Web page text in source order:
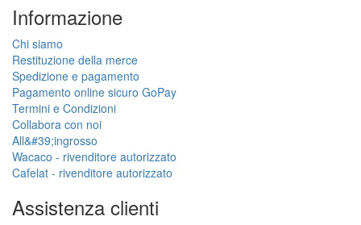
Informazione
Chi siamo
Restituzione della merce
Spedizione e pagamento
Pagamento online sicuro GoPay
Termini e Condizioni
Collabora con noi
All&#39;ingrosso
Wacaco - rivenditore autorizzato
Cafelat - rivenditore autorizzato
Assistenza clienti